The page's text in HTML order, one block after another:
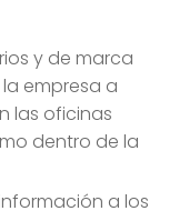
y de marca
empresa a
las oficinas
dentro de la
a los